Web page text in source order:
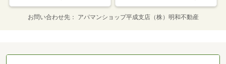
お問い合わせ先 アパマンショップ平成支店（株）明和不動産